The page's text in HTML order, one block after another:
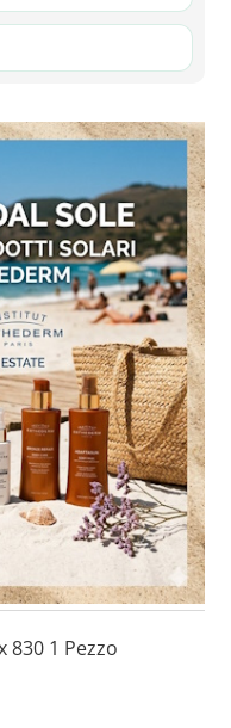
1 Pezzo